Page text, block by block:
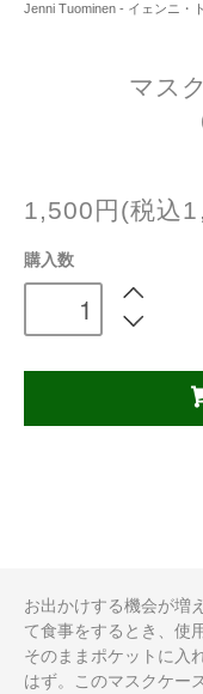
Jenni Tuominen - イェンニ・
マス
1,500円(税込
購入数
お出かけする機会が増
て食事をするとき、使
そのままポケットに入
はず。このマスクケー